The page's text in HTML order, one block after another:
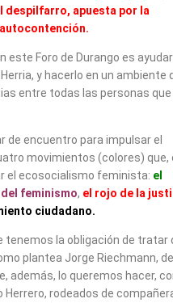
despilfarro, apuesta por la
este Foro de Durango es
y hacerlo en un ambiente
entre todas las personas que
de encuentro para impulsar el
movimientos (colores) que,
el ecosocialismo feminista: el
feminismo, el rojo de la
ciudadano.
tenemos la obligación de tratar
plantea Jorge Riechmann, de
además, lo queremos hacer,
rodeados de